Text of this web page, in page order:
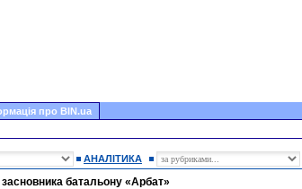
про BIN.ua
АНАЛІТИКА
батальону «Арбат»